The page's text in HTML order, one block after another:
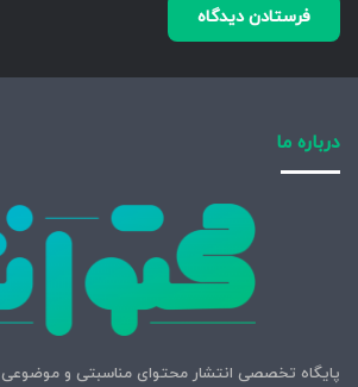
درباره ما
پایگاه تخصصی انتشار محتوای مناسبتی و موضوعی